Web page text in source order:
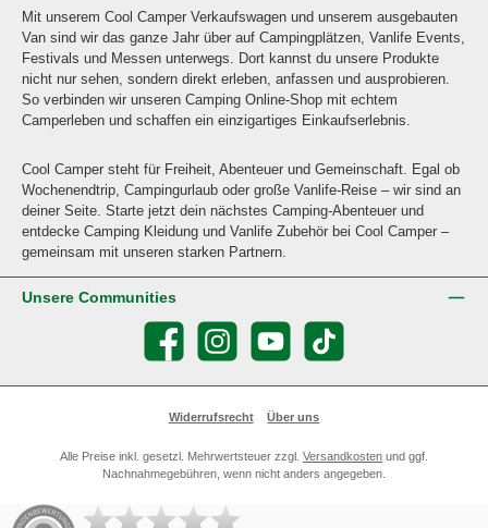
Mit unserem Cool Camper Verkaufswagen und unserem ausgebauten
Van sind wir das ganze Jahr über auf Campingplätzen, Vanlife Events,
Festivals und Messen unterwegs. Dort kannst du unsere Produkte
nicht nur sehen, sondern direkt erleben, anfassen und ausprobieren.
So verbinden wir unseren Camping Online-Shop mit echtem
Camperleben und schaffen ein einzigartiges Einkaufserlebnis.
Cool Camper steht für Freiheit, Abenteuer und Gemeinschaft. Egal ob
Wochenendtrip, Campingurlaub oder große Vanlife-Reise – wir sind an
deiner Seite. Starte jetzt dein nächstes Camping-Abenteuer und
entdecke Camping Kleidung und Vanlife Zubehör bei Cool Camper –
gemeinsam mit unseren starken Partnern.
Unsere Communities
Facebook Instagram YouTube TikTok
Widerrufsrecht Über uns
Alle Preise inkl. gesetzl. Mehrwertsteuer zzgl. Versandkosten und ggf.
Nachnahmegebühren, wenn nicht anders angegeben.